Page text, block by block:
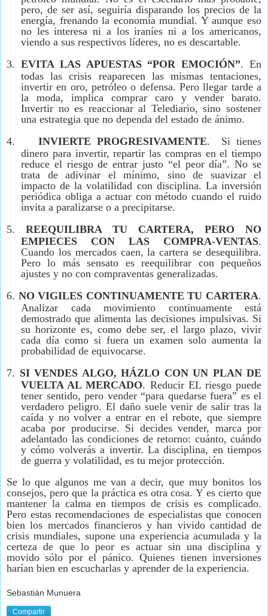
pero, de ser así, seguiría disparando los precios de la
energía, frenando la economía mundial. Y aunque eso
no les interesa ni a los iraníes ni a los americanos,
viendo a sus respectivos líderes, no es descartable.
3. EVITA LAS APUESTAS “POR EMOCIÓN”. En
todas las crisis reaparecen las mismas tentaciones,
invertir en oro, petróleo o defensa. Pero llegar tarde a
la moda, implica comprar caro y vender barato.
Invertir no es reaccionar al Telediario, sino sostener
una estrategia que no dependa del estado de ánimo.
4.
INVIERTE PROGRESIVAMENTE. Si tienes
dinero para invertir, repartir las compras en el tiempo
reduce el riesgo de entrar justo “el peor día”. No se
trata de adivinar el mínimo, sino de suavizar el
impacto de la volatilidad con disciplina. La inversión
periódica obliga a actuar con método cuando el ruido
invita a paralizarse o a precipitarse.
5.
REEQUILIBRA TU CARTERA, PERO NO
EMPIECES CON LAS COMPRA-VENTAS.
Cuando los mercados caen, la cartera se desequilibra.
Pero lo más sensato es reequilibrar con pequeños
ajustes y no con compraventas generalizadas.
6. NO VIGILES CONTINUAMENTE TU CARTERA.
Analizar cada movimiento continuamente está
demostrado que alimenta las decisiones impulsivas. Si
su horizonte es, como debe ser, el largo plazo, vivir
cada día como si fuera un examen solo aumenta la
probabilidad de equivocarse.
7. SI VENDES ALGO, HÁZLO CON UN PLAN DE
VUELTA AL MERCADO. Reducir EL riesgo puede
tener sentido, pero vender “para quedarse fuera” es el
verdadero peligro. El daño suele venir de salir tras la
caída y no volver a entrar en el rebote, que siempre
acaba por producirse. Si decides vender, marca por
adelantado las condiciones de retorno: cuánto, cuándo
y cómo volverás a invertir. La disciplina, en tiempos
de guerra y volatilidad, es tu mejor protección.
Se lo que algunos me van a decir, que muy bonitos los
consejos, pero que la práctica es otra cosa.Y es cierto que
mantener la calma en tiempos de crisis es complicado.
Pero estas recomendaciones de especialistas que conocen
bien los mercados financieros y han vivido cantidad de
crisis mundiales, supone una experiencia acumulada y la
certeza de que lo peor es actuar sin una disciplina y
movido sólo por el pánico.Quienes tienen inversiones
harían bien en escucharlas y aprender de la experiencia.
Sebastián Munuera
Compartir